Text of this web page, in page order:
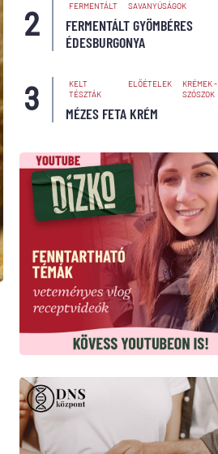
FERMENTÁLT SAVANYÚSÁGOK
FERMENTÁLT GYÖMBÉRES
ÉDESBURGONYA
KELT
TÉSZTÁK
ELŐÉTELEK
KRÉMEK -
SZÓSZOK
MÉZES FETA KRÉM